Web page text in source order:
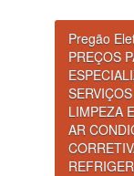
Pregão
PREÇOS
LIMPEZA
AR